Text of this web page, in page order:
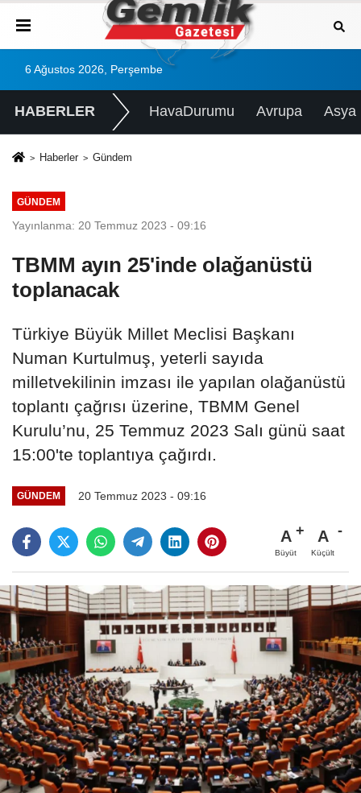
6 Ağustos 2026, Perşembe
HABERLER HavaDurumu Avrupa Asya
Haberler Gündem
GÜNDEM
Yayınlanma: 20 Temmuz 2023 - 09:16
TBMM ayın 25'inde olağanüstü
toplanacak
Türkiye Büyük Millet Meclisi Başkanı
Numan Kurtulmuş, yeterli sayıda
milletvekilinin imzası ile yapılan olağanüstü
toplantı çağrısı üzerine, TBMM Genel
Kurulu’nu, 25 Temmuz 2023 Salı günü saat
15:00'te toplantıya çağırdı.
GÜNDEM 20 Temmuz 2023 - 09:16
A
Büyüt
A
Küçült